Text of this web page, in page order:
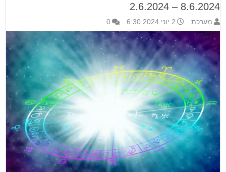
8.6.2024 – 2.6.2024
מערכת 2 יוני 2024 6:30 0